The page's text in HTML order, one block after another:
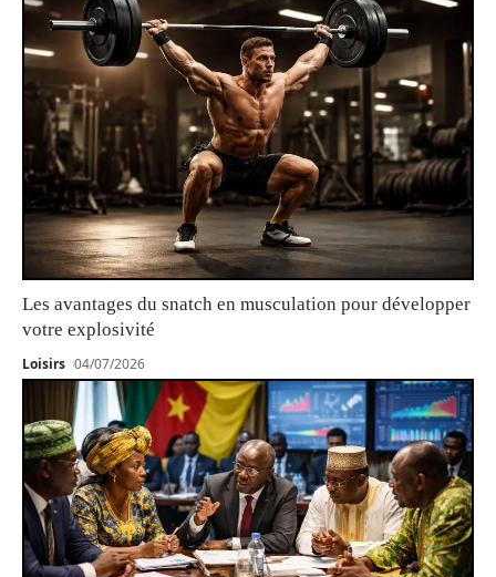
Les avantages du snatch en musculation pour développer
votre explosivité
Loisirs 04/07/2026